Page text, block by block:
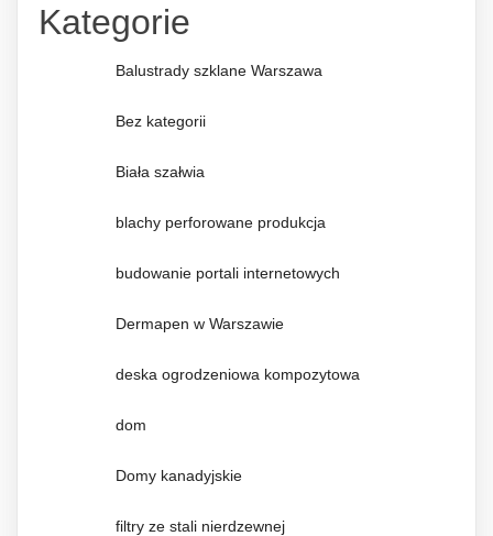
Kategorie
Balustrady szklane Warszawa
Bez kategorii
Biała szałwia
blachy perforowane produkcja
budowanie portali internetowych
Dermapen w Warszawie
deska ogrodzeniowa kompozytowa
dom
Domy kanadyjskie
filtry ze stali nierdzewnej